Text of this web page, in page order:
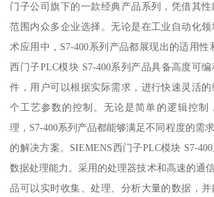
门子公司旗下的一款经典产品系列，凭借其
范围内众多企业选择。无论是在工业自动化
术应用中，S7-400系列产品都展现出的适用性
西门子PLC模块 S7-400系列产品具备高度可
件，用户可以根据实际需求，进行快速灵活
个工艺参数的控制。无论是简单的逻辑控制
理，S7-400系列产品都能够满足不同程度的需
的解决方案。SIEMENS西门子PLC模块 S7-
数据处理能力。采用的处理器技术和高速的通
品可以实时收集、处理、分析大量的数据，